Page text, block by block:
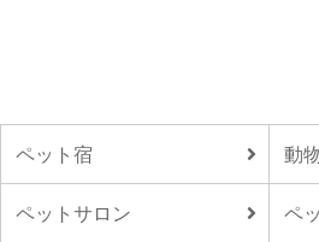
ペット宿 動
ペットサロン ペ